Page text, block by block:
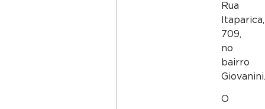
Rua
Itaparica,
709,
no
bairro
O